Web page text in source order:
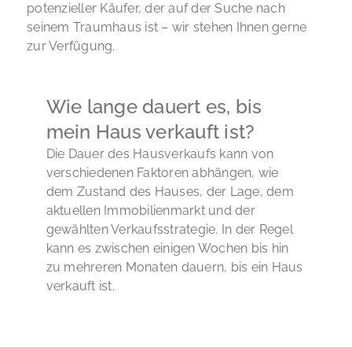
potenzieller Käufer, der auf der Suche nach
seinem Traumhaus ist – wir stehen Ihnen gerne
zur Verfügung.
Wie lange dauert es, bis
mein Haus verkauft ist?
Die Dauer des Hausverkaufs kann von
verschiedenen Faktoren abhängen, wie
dem Zustand des Hauses, der Lage, dem
aktuellen Immobilienmarkt und der
gewählten Verkaufsstrategie. In der Regel
kann es zwischen einigen Wochen bis hin
zu mehreren Monaten dauern, bis ein Haus
verkauft ist.